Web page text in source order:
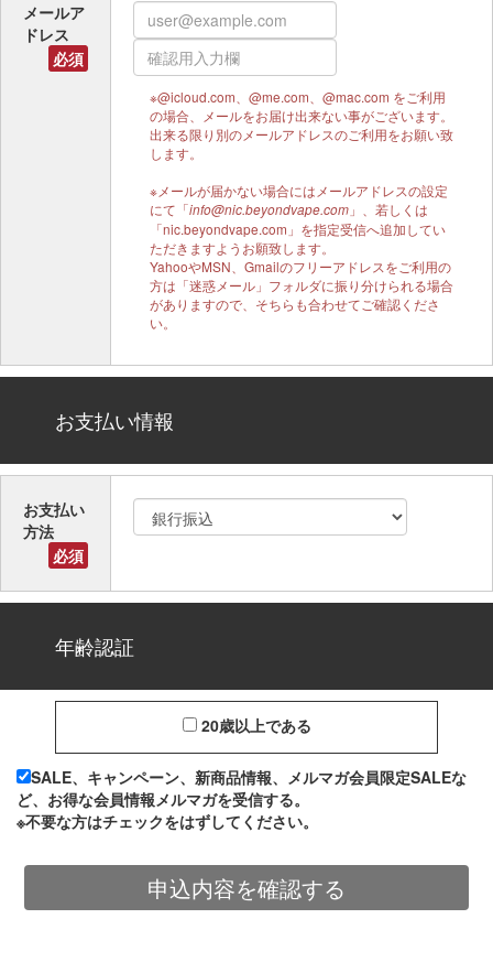
メールア
ドレス
必須
※@icloud.com、@me.com、@mac.com をご利用
の場合、メールをお届け出来ない事がございます。
出来る限り別のメールアドレスのご利用をお願い致
します。
※メールが届かない場合にはメールアドレスの設定
にて「info@nic.beyondvape.com 」、若しくは
「nic.beyondvape.com」を指定受信へ追加してい
ただきますようお願致します。
YahooやMSN、Gmailのフリーアドレスをご利用の
方は「迷惑メール」フォルダに振り分けられる場合
がありますので、そちらも合わせてご確認くださ
い。
お支払い情報
お支払い
方法
必須
年齢認証
20歳以上である
SALE、キャンペーン、新商品情報、メルマガ会員限定SALEな
ど、お得な会員情報メルマガを受信する。
※不要な方はチェックをはずしてください。